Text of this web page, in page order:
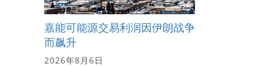
嘉能可能源交易利润因伊朗战争
而飙升
2026年8月6日